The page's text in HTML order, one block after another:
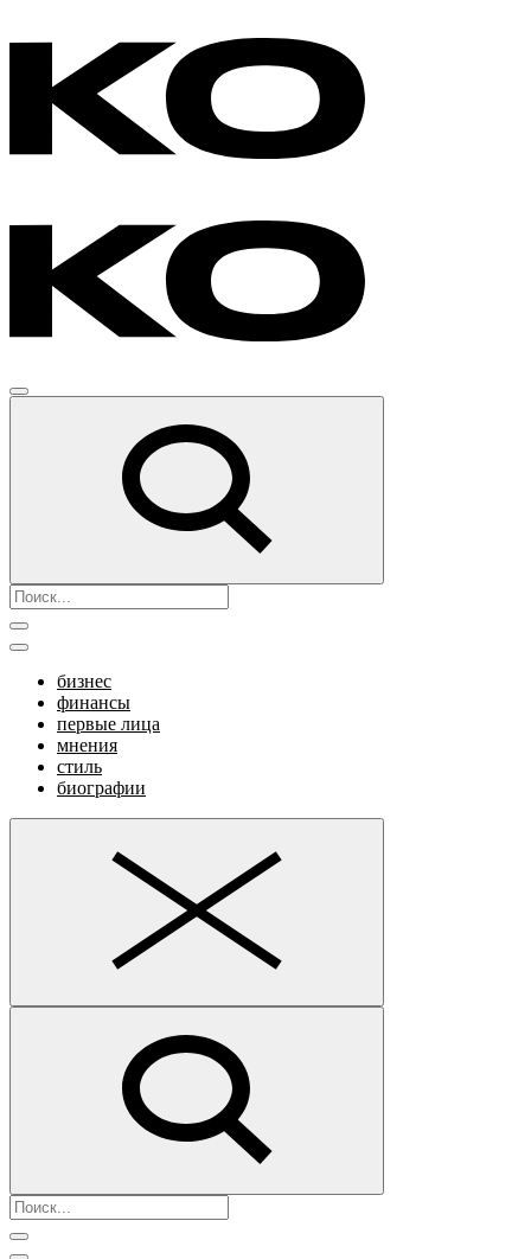
бизнес
финансы
первые лица
мнения
стиль
биографии